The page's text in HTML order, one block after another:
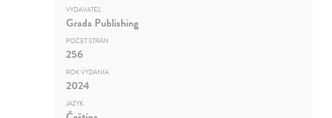
VYDAVATEĽ
Grada Publishing
POČET STRÁN
256
ROK VYDANIA
2024
JAZYK